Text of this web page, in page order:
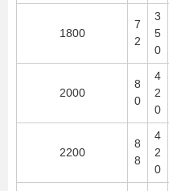
1800
7
2
3
5
0
2000
8
0
4
2
0
2200
8
8
4
2
0